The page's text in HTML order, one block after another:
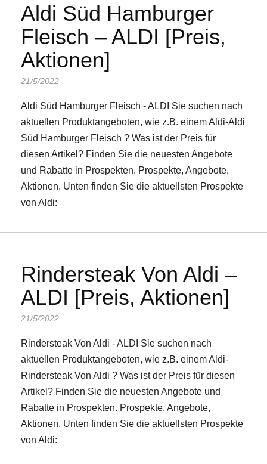
Aldi Süd Hamburger
Fleisch – ALDI [Preis,
Aktionen]
21/5/2022
Aldi Süd Hamburger Fleisch - ALDI Sie suchen nach
aktuellen Produktangeboten, wie z.B. einem Aldi-Aldi
Süd Hamburger Fleisch ? Was ist der Preis für
diesen Artikel? Finden Sie die neuesten Angebote
und Rabatte in Prospekten. Prospekte, Angebote,
Aktionen. Unten finden Sie die aktuellsten Prospekte
von Aldi:
Rindersteak Von Aldi –
ALDI [Preis, Aktionen]
21/5/2022
Rindersteak Von Aldi - ALDI Sie suchen nach
aktuellen Produktangeboten, wie z.B. einem Aldi-
Rindersteak Von Aldi ? Was ist der Preis für diesen
Artikel? Finden Sie die neuesten Angebote und
Rabatte in Prospekten. Prospekte, Angebote,
Aktionen. Unten finden Sie die aktuellsten Prospekte
von Aldi: